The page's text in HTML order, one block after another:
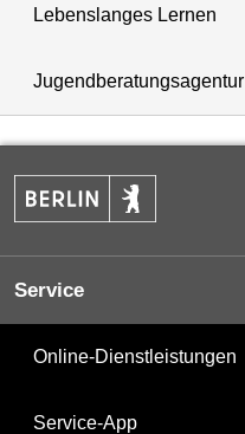
Lebenslanges Lernen
Jugendberatungsagentur
Service
Online-Dienstleistungen
Service-App